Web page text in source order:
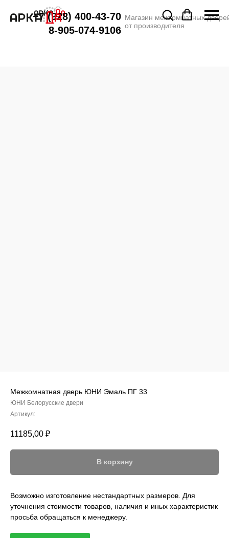
Магазин межкомнатных
от производителя
+7 (928) 400-43-70
8-905-074-9106
Межкомнатная дверь ЮНИ Эмаль ПГ 33
ЮНИ Белорусские двери
Артикул:
11185,00 ₽
В корзину
Возможно изготовление нестандартных размеров. Для
уточнения стоимости товаров, наличия и иных характеристик
просьба обращаться к менеджеру.